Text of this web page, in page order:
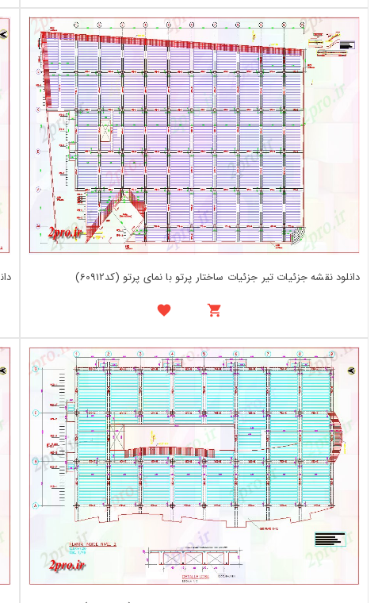
دانلود نقشه جزئیات تیر جزئیات ساختار پرتو با نمای پرتو (کد60912)